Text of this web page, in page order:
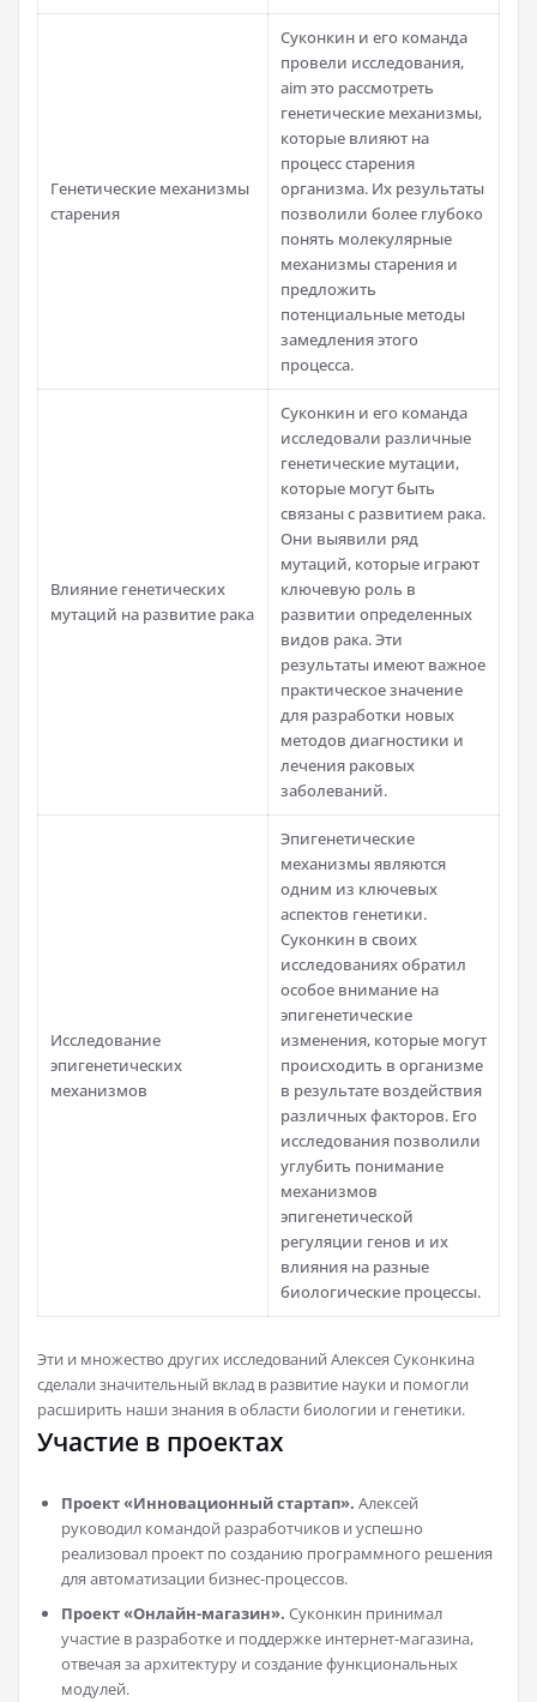
Генетические механизмы
старения
Суконкин и его команда
провели исследования,
aim это рассмотреть
генетические механизмы,
которые влияют на
процесс старения
организма. Их результаты
позволили более глубоко
понять молекулярные
механизмы старения и
предложить
потенциальные методы
замедления этого
процесса.
Влияние генетических
мутаций на развитие рака
Суконкин и его команда
исследовали различные
генетические мутации,
которые могут быть
связаны с развитием рака.
Они выявили ряд
мутаций, которые играют
ключевую роль в
развитии определенных
видов рака. Эти
результаты имеют важное
практическое значение
для разработки новых
методов диагностики и
лечения раковых
заболеваний.
Исследование
эпигенетических
механизмов
Эпигенетические
механизмы являются
одним из ключевых
аспектов генетики.
Суконкин в своих
исследованиях обратил
особое внимание на
эпигенетические
изменения, которые могут
происходить в организме
в результате воздействия
различных факторов. Его
исследования позволили
углубить понимание
механизмов
эпигенетической
регуляции генов и их
влияния на разные
биологические процессы.
Эти и множество других исследований Алексея Суконкина
сделали значительный вклад в развитие науки и помогли
расширить наши знания в области биологии и генетики.
Участие в проектах
Проект «Инновационный стартап». Алексей
руководил командой разработчиков и успешно
реализовал проект по созданию программного решения
для автоматизации бизнес-процессов.
Проект «Онлайн-магазин». Суконкин принимал
участие в разработке и поддержке интернет-магазина,
отвечая за архитектуру и создание функциональных
модулей.